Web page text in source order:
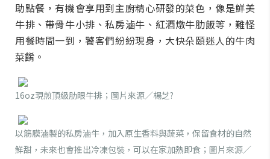
助點餐，有機會享用到主廚精心研發的菜色，像是鮮美
牛排、帶骨牛小排、私房滷牛、紅酒燉牛肋飯等，難怪
用餐時間一到，饕客們紛紛現身，大快朵頤迷人的牛肉
菜餚。
16oz現煎頂級肋眼牛排；圖片來源／楊芝?
以筋膜滷製的私房滷牛，加入原生香料與蔬菜，保留食材的自然
鮮甜，未來也會推出冷凍包裝，可以在家加熱即食；圖片來源／